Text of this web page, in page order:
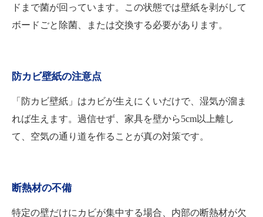
ドまで菌が回っています。この状態では壁紙を剥がして
ボードごと除菌、または交換する必要があります。
防カビ壁紙の注意点
「防カビ壁紙」はカビが生えにくいだけで、湿気が溜ま
れば生えます。過信せず、家具を壁から5cm以上離し
て、空気の通り道を作ることが真の対策です。
断熱材の不備
特定の壁だけにカビが集中する場合、内部の断熱材が欠